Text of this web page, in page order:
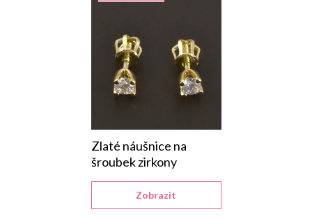
Zlaté náušnice na
šroubek zirkony
Zobrazit